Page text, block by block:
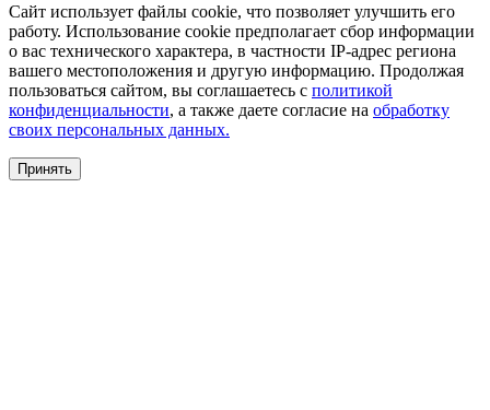
Сайт использует файлы cookie, что позволяет улучшить его
работу. Использование cookie предполагает сбор информации
о вас технического характера, в частности IP-адрес региона
вашего местоположения и другую информацию. Продолжая
пользоваться сайтом, вы соглашаетесь с политикой
конфиденциальности, а также даете согласие на обработку
своих персональных данных.
Принять